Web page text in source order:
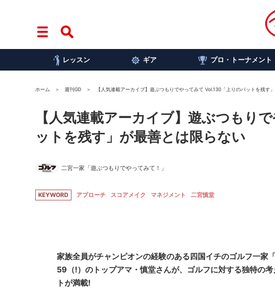
レッスン ギア プロ・トーナメント
ホーム 週刊GD 【人気連載アーカイブ】遊ぶつもりでやってみて Vol.130「上りのパットを残す
【人気連載アーカイブ】遊ぶつもり
ットを残す」が最善とは限らない
二宮一家「遊ぶつもりでやってみて！」
KEYWORD アプローチ スコアメイク マネジメント 二宮慎堂
家族全員がチャンピオンの経験のある四国イチのゴルフ一家
59（!）のトップアマ・慎堂さんが、ゴルフに対する独特の
トが満載!